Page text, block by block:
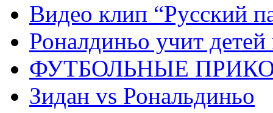
Видео клип “Русский
Роналдиньо учит детей
ФУТБОЛЬНЫЕ
Зидан vs Рональдиньо